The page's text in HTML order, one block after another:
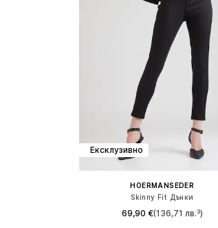
Ексклузивно
HOERMANSEDER
Skinny Fit Дънки
69,90 €(136,71 лв.³)